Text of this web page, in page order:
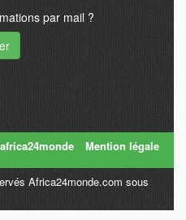
par mail ?
Mention légale
Africa24monde.com sous